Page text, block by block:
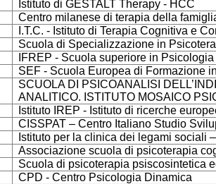
Istituto di GESTALT Therapy - HCC
Centro milanese di terapia della
I.T.C. - Istituto di Terapia Cognitiva e
Scuola di Specializzazione in
IFREP - Scuola superiore in
SEF - Scuola Europea di Formazione
SCUOLA DI PSICOANALISI
ANALITICO. ISTITUTO MOSAICO
Istituto IREP - Istituto di ricerche
CISSPAT – Centro Italiano Studio
Istituto per la clinica dei legami sociali
Associazione scuola di psicoterapia
Scuola di psicoterapia psiscosintetica
CPD - Centro Psicologia Dinamica